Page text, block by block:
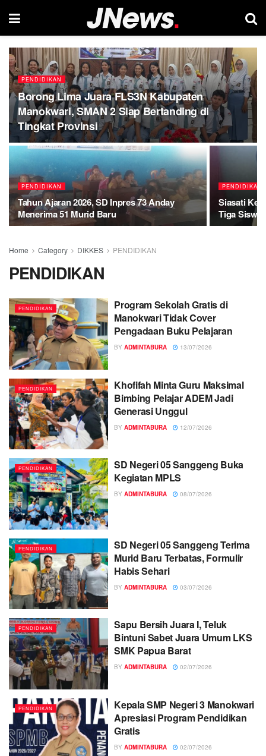
PENDIDIKAN
Borong Lima Juara FLS3N Kabupaten
Manokwari, SMAN 2 Siap Bertanding di
Tingkat Provinsi
PENDIDIKAN
Tahun Ajaran 2026, SD Inpres 73 Anday
Menerima 51 Murid Baru
PENDIDIKAN
Siasati
Tiga Siswa
Home Category DIKKES PENDIDIKAN
PENDIDIKAN
PENDIDIKAN
Program Sekolah Gratis di
Manokwari Tidak Cover
Pengadaan Buku Pelajaran
BY ADMINTABURA 13/07/2026
PENDIDIKAN
Khofifah Minta Guru Maksimal
Bimbing Pelajar ADEM Jadi
Generasi Unggul
BY ADMINTABURA 12/07/2026
PENDIDIKAN
SD Negeri 05 Sanggeng Buka
Kegiatan MPLS
BY ADMINTABURA 08/07/2026
PENDIDIKAN
SD Negeri 05 Sanggeng Terima
Murid Baru Terbatas, Formulir
Habis Sehari
BY ADMINTABURA 03/07/2026
PENDIDIKAN
Sapu Bersih Juara I, Teluk
Bintuni Sabet Juara Umum LKS
SMK Papua Barat
BY ADMINTABURA 02/07/2026
PENDIDIKAN
Kepala SMP Negeri 3 Manokwari
Apresiasi Program Pendidikan
Gratis
BY ADMINTABURA 02/07/2026